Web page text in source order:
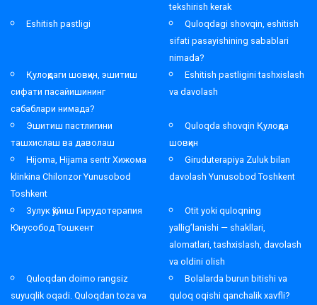
tekshirish kerak
Eshitish pastligi
Quloqdagi shovqin, eshitish
sifati pasayishining sabablari
nimada?
Қулоқдаги шовқин, эшитиш
сифати пасайишининг
сабаблари нимада?
Eshitish pastligini tashxislash
va davolash
Эшитиш пастлигини
ташхислаш ва даволаш
Quloqda shovqin Қулоқда
шовқин
Hijoma, Hijama sentr Хижома
klinkina Chilonzor Yunusobod
Toshkent
Giruduterapiya Zuluk bilan
davolash Yunusobod Toshkent
Зулук қўйиш Гирудотерапия
Юнусобод Тошкент
Otit yoki quloqning
yallig’lanishi — shakllari,
alomatlari, tashxislash, davolash
va oldini olish
Quloqdan doimo rangsiz
suyuqlik oqadi. Quloqdan toza va
Bolalarda burun bitishi va
quloq oqishi qanchalik xavfli?